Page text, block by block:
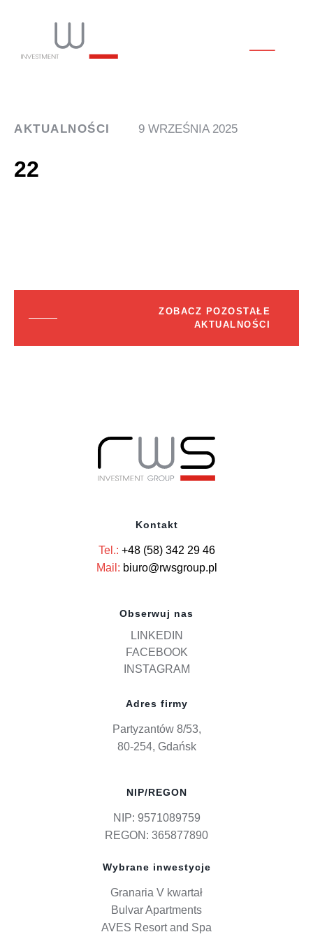
AKTUALNOŚCI 9 WRZEŚNIA 2025
22
ZOBACZ POZOSTAŁE
AKTUALNOŚCI
Kontakt
Tel.: +48 (58) 342 29 46
Mail: biuro@rwsgroup.pl
Obserwuj nas
LINKEDIN
FACEBOOK
INSTAGRAM
Adres firmy
Partyzantów 8/53,
80-254, Gdańsk
NIP/REGON
NIP: 9571089759
REGON: 365877890
Wybrane inwestycje
Granaria V kwartał
Bulvar Apartments
AVES Resort and Spa